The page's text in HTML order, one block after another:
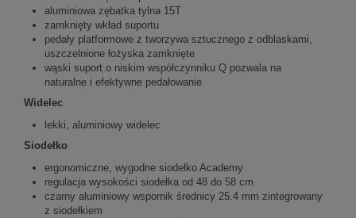
aluminiowa zębatka tylna 15T
zamknięty wkład suportu
pedały platformowe z tworzywa sztucznego z odblaskami,
uszczelnione łożyska zamknięte
wąski suport o niskim współczynniku Q pozwala na
naturalne i efektywne pedałowanie
Widelec
lekki, aluminiowy widelec
Siodełko
ergonomiczne, wygodne siodełko Academy
regulacja wysokości siodełka od 48 do 58 cm
czarny aluminiowy wspornik średnicy 25.4 mm zintegrowany
z siodełkiem